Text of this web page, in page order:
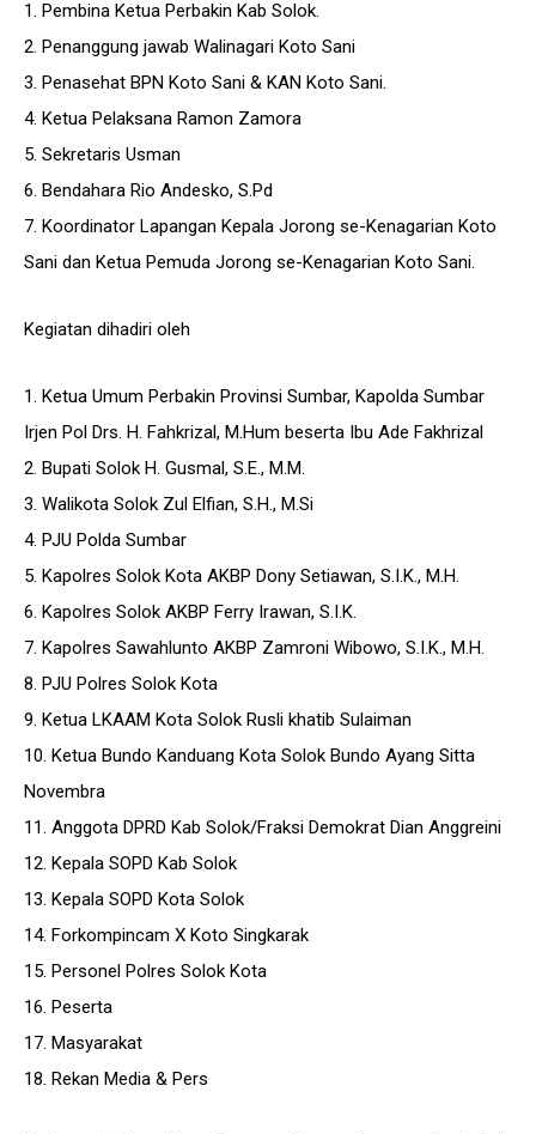
1. Pembina Ketua Perbakin Kab Solok.
2. Penanggung jawab Walinagari Koto Sani
3. Penasehat BPN Koto Sani & KAN Koto Sani.
4. Ketua Pelaksana Ramon Zamora
5. Sekretaris Usman
6. Bendahara Rio Andesko, S.Pd
7. Koordinator Lapangan Kepala Jorong se-Kenagarian Koto
Sani dan Ketua Pemuda Jorong se-Kenagarian Koto Sani.
Kegiatan dihadiri oleh
1. Ketua Umum Perbakin Provinsi Sumbar, Kapolda Sumbar
Irjen Pol Drs. H. Fahkrizal, M.Hum beserta Ibu Ade Fakhrizal
2. Bupati Solok H. Gusmal, S.E., M.M.
3. Walikota Solok Zul Elfian, S.H., M.Si
4. PJU Polda Sumbar
5. Kapolres Solok Kota AKBP Dony Setiawan, S.I.K., M.H.
6. Kapolres Solok AKBP Ferry Irawan, S.I.K.
7. Kapolres Sawahlunto AKBP Zamroni Wibowo, S.I.K., M.H.
8. PJU Polres Solok Kota
9. Ketua LKAAM Kota Solok Rusli khatib Sulaiman
10. Ketua Bundo Kanduang Kota Solok Bundo Ayang Sitta
Novembra
11. Anggota DPRD Kab Solok/Fraksi Demokrat Dian Anggreini
12. Kepala SOPD Kab Solok
13. Kepala SOPD Kota Solok
14. Forkompincam X Koto Singkarak
15. Personel Polres Solok Kota
16. Peserta
17. Masyarakat
18. Rekan Media & Pers